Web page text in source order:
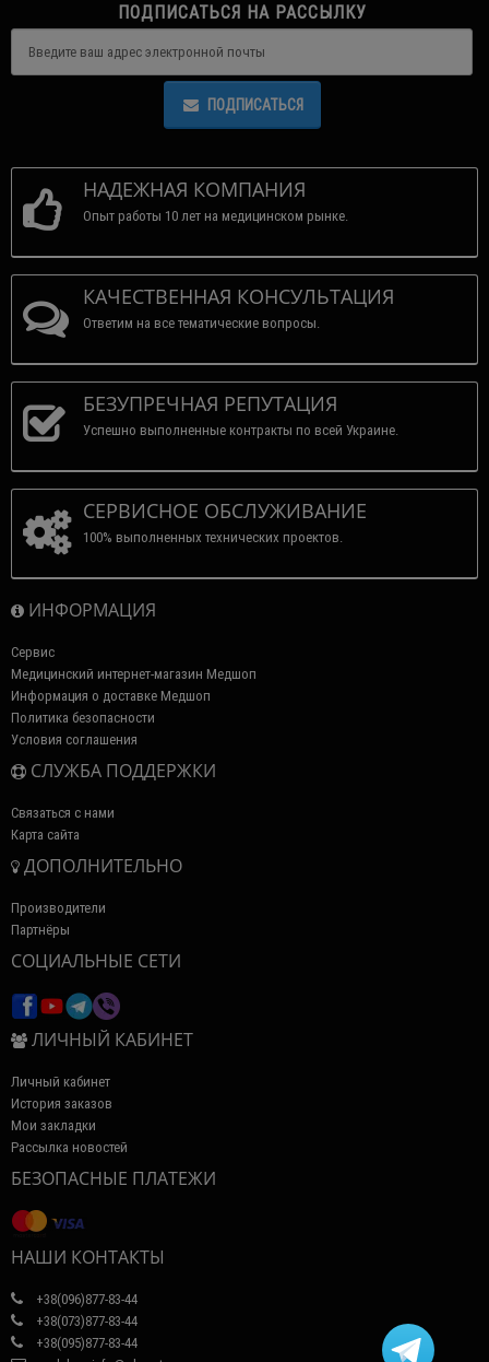
ПОДПИСАТЬСЯ НА РАССЫЛКУ
ПОДПИСАТЬСЯ
НАДЕЖНАЯ КОМПАНИЯ
Опыт работы 10 лет на медицинском рынке.
КАЧЕСТВЕННАЯ КОНСУЛЬТАЦИЯ
Ответим на все тематические вопросы.
БЕЗУПРЕЧНАЯ РЕПУТАЦИЯ
Успешно выполненные контракты по всей Украине.
СЕРВИСНОЕ ОБСЛУЖИВАНИЕ
100% выполненных технических проектов.
ИНФОРМАЦИЯ
Сервис
Медицинский интернет-магазин Медшоп
Информация о доставке Медшоп
Политика безопасности
Условия соглашения
СЛУЖБА ПОДДЕРЖКИ
Связаться с нами
Карта сайта
ДОПОЛНИТЕЛЬНО
Производители
Партнёры
СОЦИАЛЬНЫЕ СЕТИ
ЛИЧНЫЙ КАБИНЕТ
Личный кабинет
История заказов
Мои закладки
Рассылка новостей
БЕЗОПАСНЫЕ ПЛАТЕЖИ
НАШИ КОНТАКТЫ
+38(096)877-83-44
+38(073)877-83-44
+38(095)877-83-44